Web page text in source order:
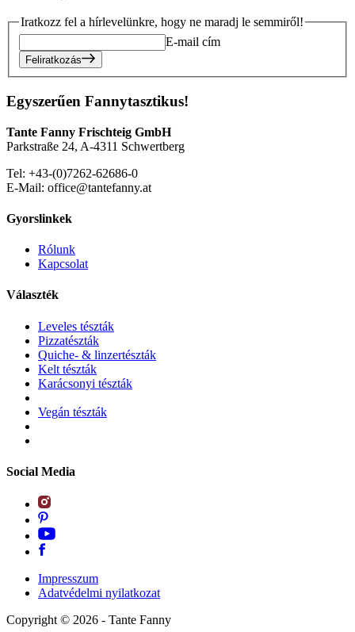
Iratkozz fel a hírlevelünkre, hogy ne maradj le semmiről!
E-mail cím
Feliratkozás
Egyszerűen Fannytasztikus!
Tante Fanny Frischteig GmbH
Parkstraße 24, A-4311 Schwertberg
Tel: +43-(0)7262-62686-0
E-Mail: office@tantefanny.at
Gyorslinkek
Rólunk
Kapcsolat
Választék
Leveles tészták
Pizzatészták
Quiche- & linzertészták
Kelt tészták
Karácsonyi tészták
Vegán tészták
Social Media
Impresszum
Adatvédelmi nyilatkozat
Copyright © 2026 - Tante Fanny